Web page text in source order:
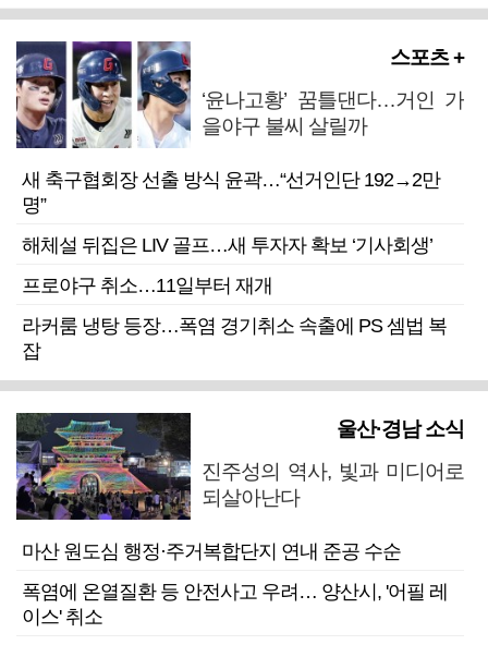
스포츠 +
‘윤나고황’ 꿈틀댄다…거인 가
을야구 불씨 살릴까
새 축구협회장 선출 방식 윤곽…“선거인단 192→2만
명”
해체설 뒤집은 LIV 골프…새 투자자 확보 ‘기사회생’
프로야구 취소…11일부터 재개
라커룸 냉탕 등장…폭염 경기취소 속출에 PS 셈법 복
잡
울산·경남 소식
진주성의 역사, 빛과 미디어로
되살아난다
마산 원도심 행정·주거복합단지 연내 준공 수순
폭염에 온열질환 등 안전사고 우려… 양산시, '어필 레
이스' 취소